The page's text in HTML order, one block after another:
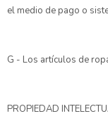
el medio de pago o
G - Los artículos de
PROPIEDAD